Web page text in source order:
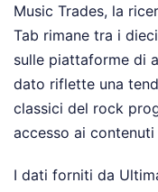
Music Trades, la
Tab rimane tra i
sulle piattaforme di
dato riflette una
classici del rock
accesso ai
I dati forniti da